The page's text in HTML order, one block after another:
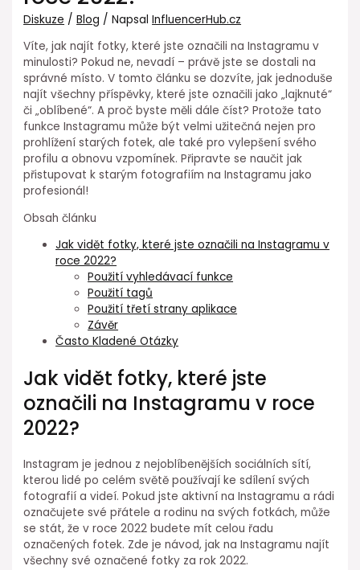
Diskuze /Blog / NapsalInfluencerHub.cz
Víte, jak najít fotky, které jste označili na Instagramu v
minulosti? Pokud ne, nevadí – právě jste se dostali na
správné místo. V tomto článku se dozvíte, jak jednoduše
najít všechny příspěvky, které jste označili jako „lajknuté“
či „oblíbené“. A proč byste měli dále číst? Protože tato
funkce Instagramu může být velmi užitečná nejen pro
prohlížení starých fotek, ale také pro vylepšení svého
profilu a obnovu vzpomínek. Připravte se naučit jak
přistupovat k starým fotografiím na Instagramu jako
profesionál!
Obsah článku
Jak vidět fotky, které jste označili na Instagramu v
roce 2022?
Použití vyhledávací funkce
Použití tagů
Použití třetí strany aplikace
Závěr
Často Kladené Otázky
Jak vidět fotky, které jste
označili na Instagramu v roce
2022?
Instagram je jednou z nejoblíbenějších sociálních sítí,
kterou lidé po celém světě používají ke sdílení svých
fotografií a videí. Pokud jste aktivní na Instagramu a rádi
označujete své přátele a rodinu na svých fotkách, může
se stát, že v roce 2022 budete mít celou řadu
označených fotek. Zde je návod, jak na Instagramu najít
všechny své označené fotky za rok 2022.